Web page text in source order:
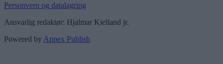
Personvern og datalagring
Ansvarlig redaktør: Hjalmar Kielland jr.
Powered by Appex Publish